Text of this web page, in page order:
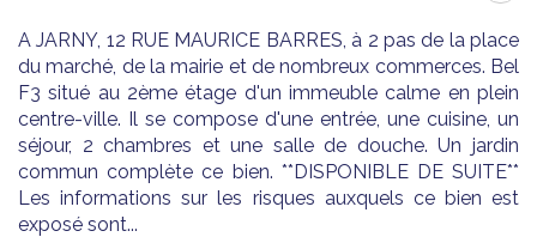
A JARNY, 12 RUE MAURICE BARRES, à 2 pas de la place
du marché, de la mairie et de nombreux commerces. Bel
F3 situé au 2ème étage d'un immeuble calme en plein
centre-ville. Il se compose d'une entrée, une cuisine, un
séjour, 2 chambres et une salle de douche. Un jardin
commun complète ce bien. **DISPONIBLE DE SUITE**
Les informations sur les risques auxquels ce bien est
exposé sont...